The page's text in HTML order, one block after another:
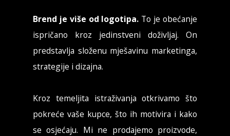
Brend je više od logotipa. To je obećanje
ispričano kroz jedinstveni doživljaj. On
predstavlja složenu mješavinu marketinga,
strategije i dizajna.
Kroz temeljita istraživanja otkrivamo što
pokreće vaše kupce, što ih motivira i kako
se osjećaju. Mi ne prodajemo proizvode,